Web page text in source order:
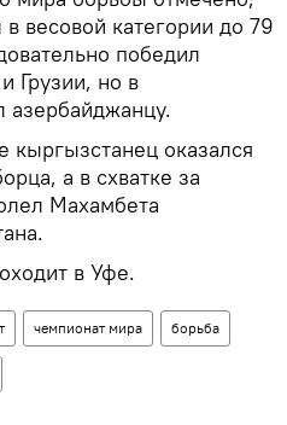
весовой категории до 79
победил
Грузии, но в
азербайджанцу.
кыргызстанец оказался
а в схватке за
Махамбета
в Уфе.
чемпионат мира борьба